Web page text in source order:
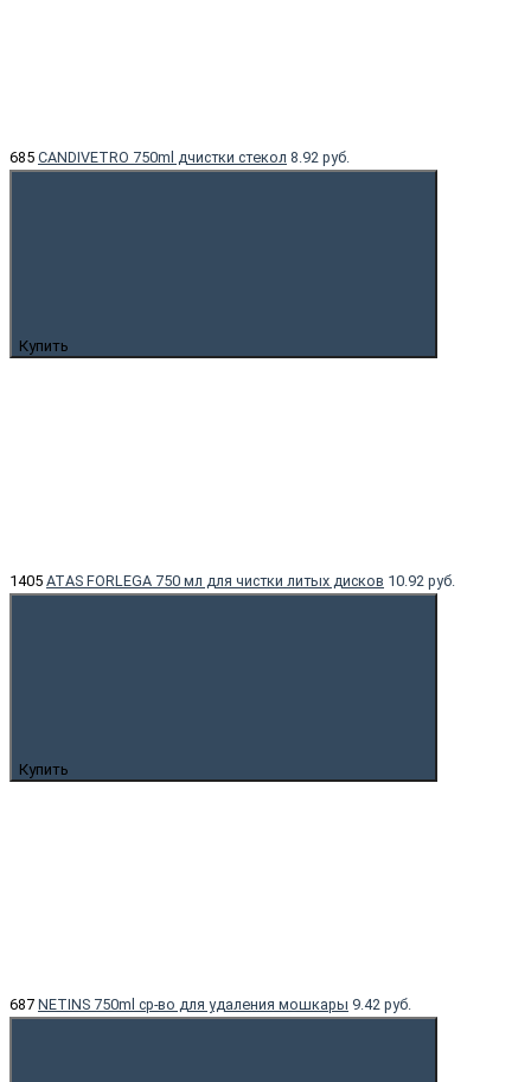
685 CANDIVETRO 750ml дчистки стекол 8.92 руб.
Купить
1405 ATAS FORLEGA 750 мл для чистки литых дисков 10.92 руб.
Купить
687 NETINS 750ml ср-во для удаления мошкары 9.42 руб.